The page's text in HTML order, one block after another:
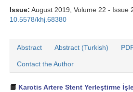
Issue: August 2019, Volume 22 - Issue
10.5578/khj.68380
Abstract Abstract (Turkish)
Contact the Author
Karotis Artere Stent Yerleştirme